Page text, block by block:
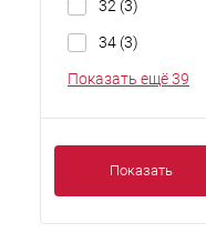
32 (3)
34 (3)
Показать ещё 39
Показать